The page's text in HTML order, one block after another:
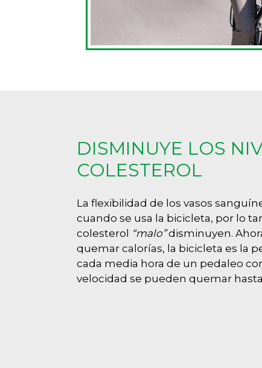
DISMINUYE LOS
COLESTEROL
La flexibilidad de los vasos
cuando se usa la bicicleta, por lo
colesterol “malo”disminuyen.
quemar calorías, la bicicleta es la
cada media hora de un pedaleo
velocidad se pueden quemar